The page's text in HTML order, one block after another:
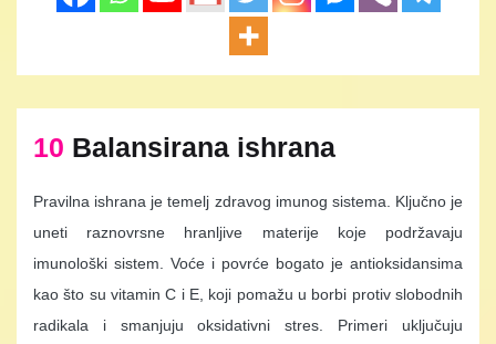
10 Balansirana ishrana
Pravilna ishrana je temelj zdravog imunog sistema. Ključno je
uneti raznovrsne hranljive materije koje podržavaju
imunološki sistem. Voće i povrće bogato je antioksidansima
kao što su vitamin C i E, koji pomažu u borbi protiv slobodnih
radikala i smanjuju oksidativni stres. Primeri uključuju